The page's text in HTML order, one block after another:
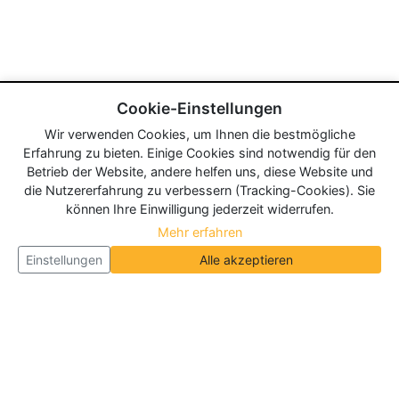
Cookie-Einstellungen
Wir verwenden Cookies, um Ihnen die bestmögliche
Erfahrung zu bieten. Einige Cookies sind notwendig für den
Betrieb der Website, andere helfen uns, diese Website und
die Nutzererfahrung zu verbessern (Tracking-Cookies). Sie
können Ihre Einwilligung jederzeit widerrufen.
Mehr erfahren
Einstellungen
Alle akzeptieren